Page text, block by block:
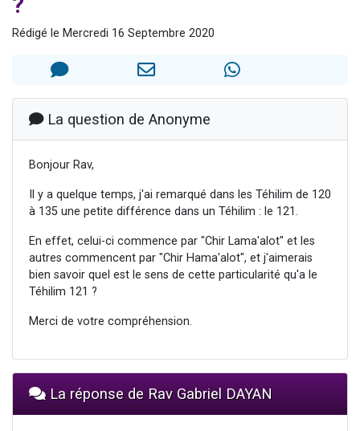
Il reste 49 places pour étudier en groupe sur Zoom
Ariel vient de donner son Maasser
Rédigé le Mercredi 16 Septembre 2020
La question de Anonyme
Bonjour Rav,
Il y a quelque temps, j'ai remarqué dans les Téhilim de 120
à 135 une petite différence dans un Téhilim : le 121.
En effet, celui-ci commence par "Chir Lama'alot" et les
autres commencent par "Chir Hama'alot", et j'aimerais
bien savoir quel est le sens de cette particularité qu'a le
Téhilim 121 ?
Merci de votre compréhension.
La réponse de Rav Gabriel DAYAN